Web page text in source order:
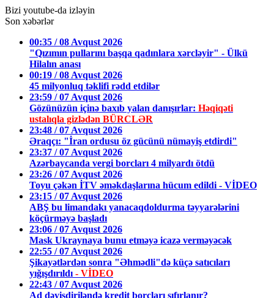
Bizi youtube-da izləyin
Son xəbərlər
00:35 / 08 Avqust 2026
"Qızımın pullarını başqa qadınlara xərcləyir" - Ülkü
Hilalın anası
00:19 / 08 Avqust 2026
45 milyonluq təklifi rədd etdilər
23:59 / 07 Avqust 2026
Gözünüzün içinə baxıb yalan danışırlar: Həqiqəti
ustalıqla gizlədən BÜRCLƏR
23:48 / 07 Avqust 2026
Əraqçı: "İran ordusu öz gücünü nümayiş etdirdi"
23:37 / 07 Avqust 2026
Azərbaycanda vergi borcları 4 milyardı ötdü
23:26 / 07 Avqust 2026
Toyu çəkən İTV əməkdaşlarına hücum edildi - VİDEO
23:15 / 07 Avqust 2026
ABŞ bu limandakı yanacaqdoldurma təyyarələrini
köçürməyə başladı
23:06 / 07 Avqust 2026
Mask Ukraynaya bunu etməyə icazə verməyəcək
22:55 / 07 Avqust 2026
Şikayətlərdən sonra "Əhmədli"də küçə satıcıları
yığışdırıldı - VİDEO
22:43 / 07 Avqust 2026
Ad dəyişdiriləndə kredit borcları sıfırlanır?